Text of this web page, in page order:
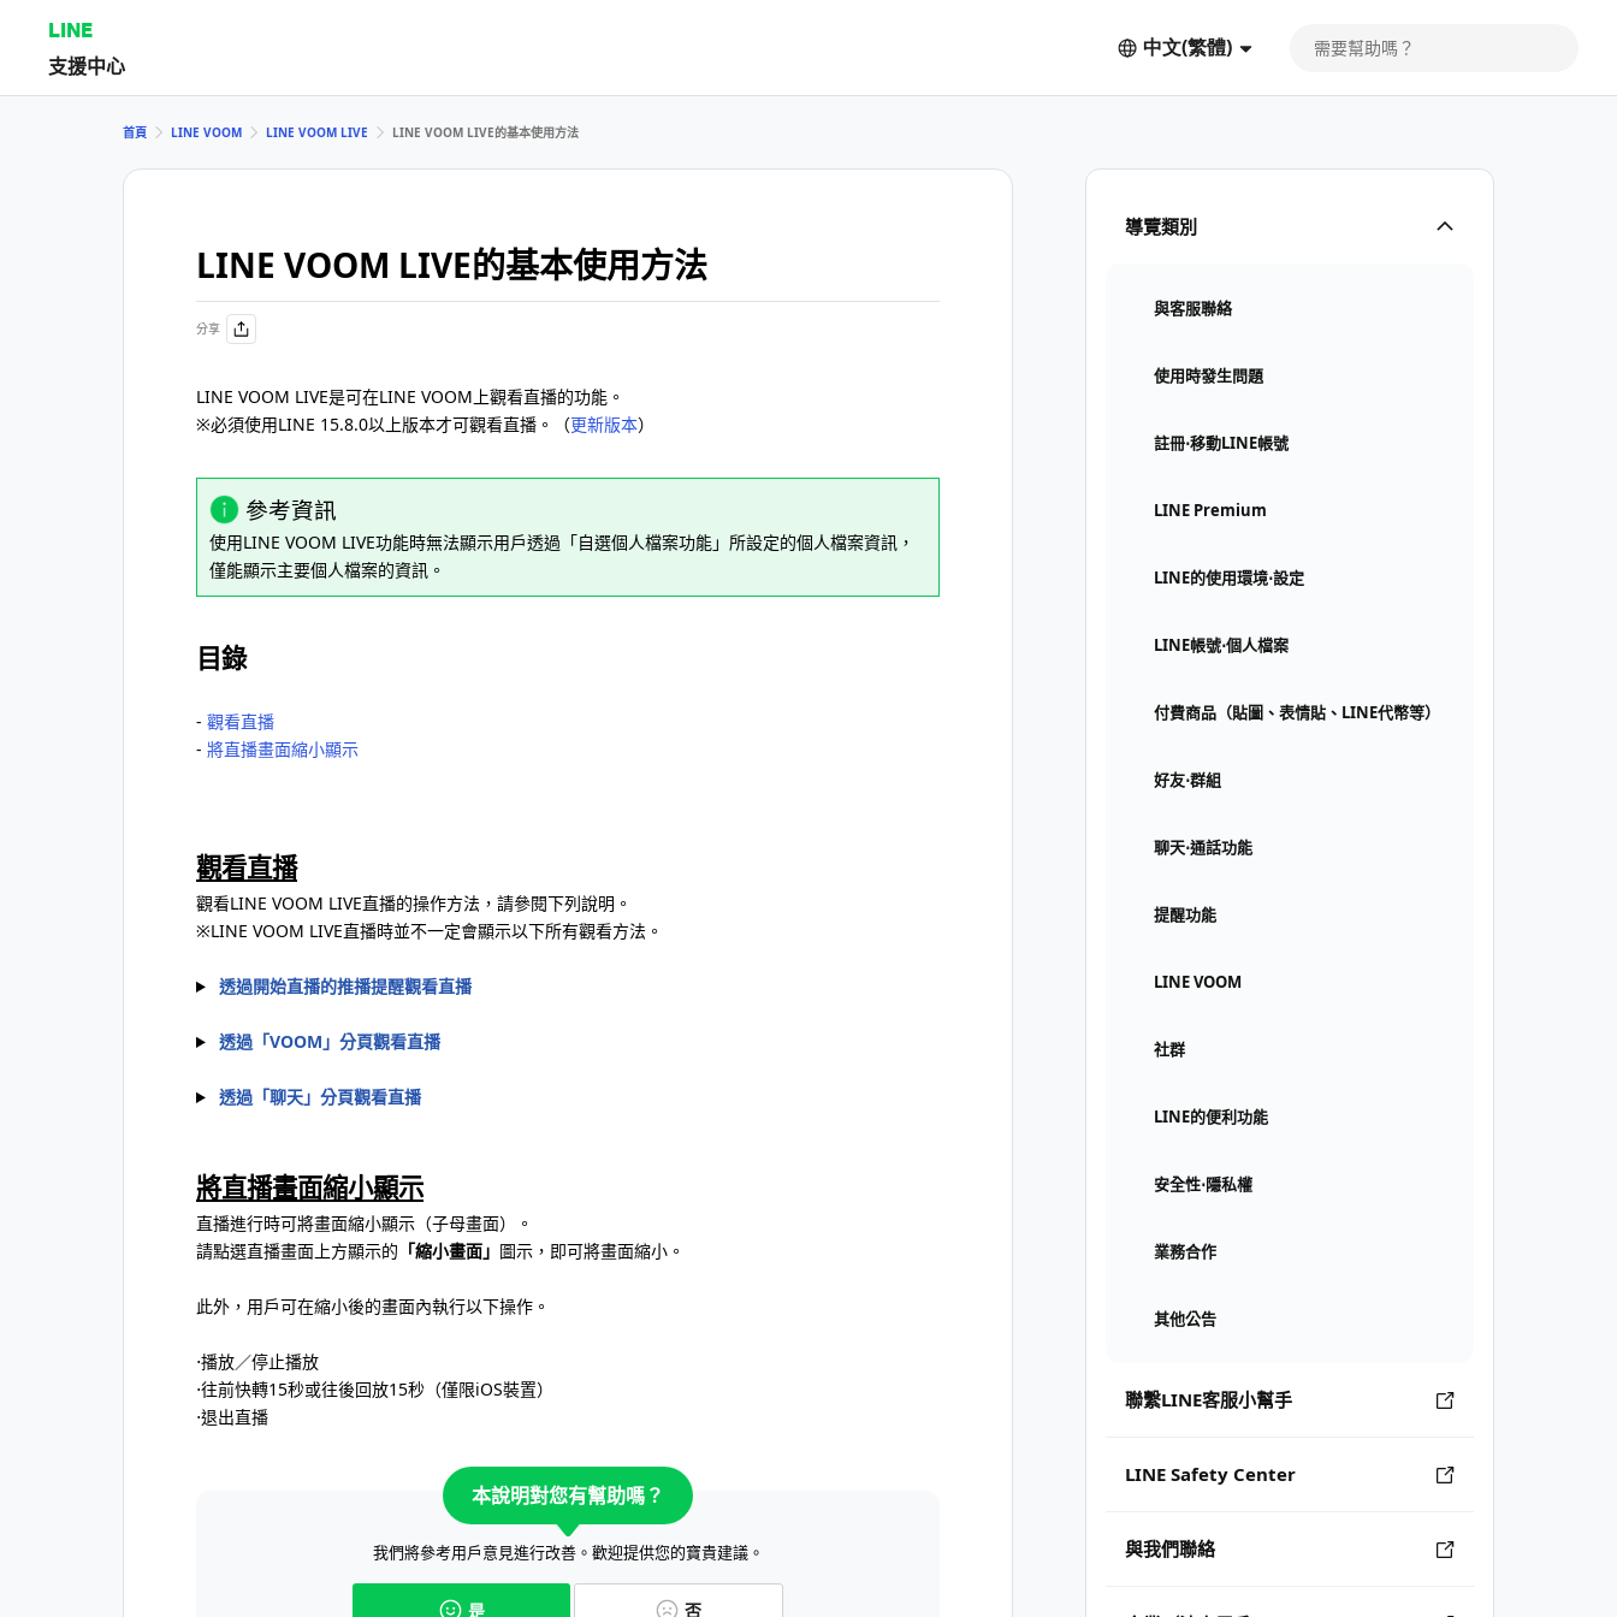
LINE
支援中心
中文(繁體)
導覽類別
與客服聯絡
使用時發生問題
註冊⋅移動LINE帳號
LINE Premium
LINE的使用環境⋅設定
LINE帳號⋅個人檔案
付費商品（貼圖、表情貼、LINE代幣等）
好友⋅群組
聊天⋅通話功能
提醒功能
LINE VOOM
社群
LINE的便利功能
安全性⋅隱私權
業務合作
其他公告
聯繫LINE客服小幫手
LINE Safety Center
與我們聯絡
首頁 LINE VOOM LINE VOOM LIVE LINE VOOM LIVE的基本使用方法
LINE VOOM LIVE的基本使用方法
分享
LINE VOOM LIVE是可在LINE VOOM上觀看直播的功能。
※必須使用LINE 15.8.0以上版本才可觀看直播。（更新版本）
參考資訊
使用LINE VOOM LIVE功能時無法顯示用戶透過「自選個人檔案功能」所設定的個人檔案資訊，
僅能顯示主要個人檔案的資訊。
目錄
- 觀看直播
- 將直播畫面縮小顯示
觀看直播
觀看LINE VOOM LIVE直播的操作方法，請參閱下列說明。
※LINE VOOM LIVE直播時並不一定會顯示以下所有觀看方法。
透過開始直播的推播提醒觀看直播
透過「VOOM」分頁觀看直播
透過「聊天」分頁觀看直播
將直播畫面縮小顯示
直播進行時可將畫面縮小顯示（子母畫面）。
請點選直播畫面上方顯示的 「縮小畫面」 圖示，即可將畫面縮小。
此外，用戶可在縮小後的畫面內執行以下操作。
⋅播放／停止播放
⋅往前快轉15秒或往後回放15秒（僅限iOS裝置）
⋅退出直播
本說明對您有幫助嗎？
我們將參考用戶意見進行改善。歡迎提供您的寶貴建議。
是 否